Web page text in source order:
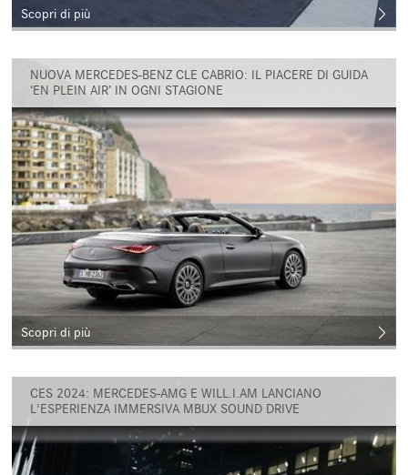
Scopri di più
NUOVA MERCEDES-BENZ CLE CABRIO: IL PIACERE DI GUIDA
‘EN PLEIN AIR’ IN OGNI STAGIONE
Scopri di più
CES 2024: MERCEDES-AMG E WILL.I.AM LANCIANO
L'ESPERIENZA IMMERSIVA MBUX SOUND DRIVE